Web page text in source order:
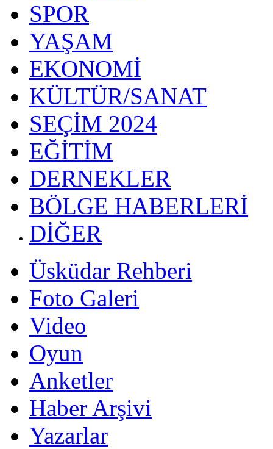
SPOR
YAŞAM
EKONOMİ
KÜLTÜR/SANAT
SEÇİM 2024
EĞİTİM
DERNEKLER
BÖLGE HABERLERİ
DİĞER
Üsküdar Rehberi
Foto Galeri
Video
Oyun
Anketler
Haber Arşivi
Yazarlar